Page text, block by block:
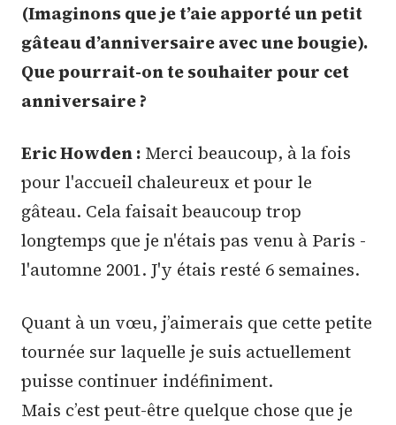
(Imaginons que je t’aie apporté un petit
gâteau d’anniversaire avec une bougie).
Que pourrait-on te souhaiter pour cet
anniversaire ?
Eric Howden : Merci beaucoup, à la fois
pour l'accueil chaleureux et pour le
gâteau. Cela faisait beaucoup trop
longtemps que je n'étais pas venu à Paris -
l'automne 2001. J'y étais resté 6 semaines.
Quant à un vœu, j’aimerais que cette petite
tournée sur laquelle je suis actuellement
puisse continuer indéfiniment.
Mais c’est peut-être quelque chose que je